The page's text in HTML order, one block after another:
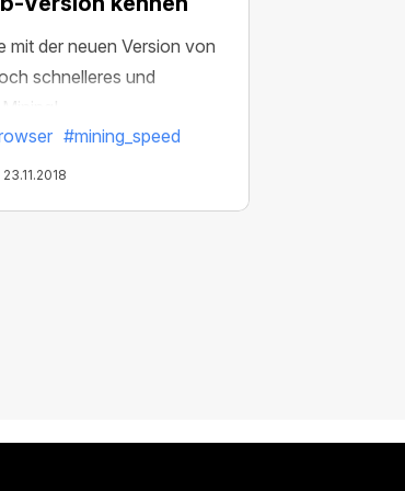
mit der neuen Version von
schnelleres und
#mining_speed
23.11.2018